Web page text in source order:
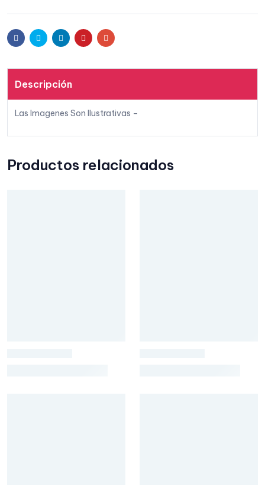
FacebookTwitter LinkedinPinterestEmail
Descripción
Las Imagenes Son Ilustrativas –
Productos relacionados